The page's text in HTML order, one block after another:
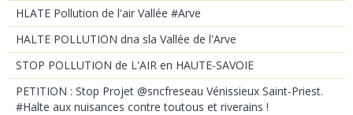
HLATE Pollution de l'air Vallée #Arve
HALTE POLLUTION dna sla Vallée de l'Arve
STOP POLLUTION de L'AIR en HAUTE-SAVOIE
PETITION : Stop Projet @sncfreseau Vénissieux Saint-Priest.
#Halte aux nuisances contre toutous et riverains !